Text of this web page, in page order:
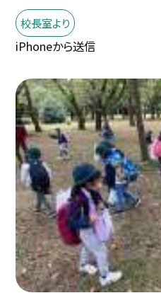
校長室より
iPhoneから送信